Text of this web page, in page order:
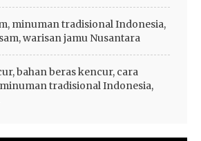
minuman tradisional Indonesia,
warisan jamu Nusantara
bahan beras kencur, cara
tradisional Indonesia,